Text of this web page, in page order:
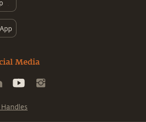
Media